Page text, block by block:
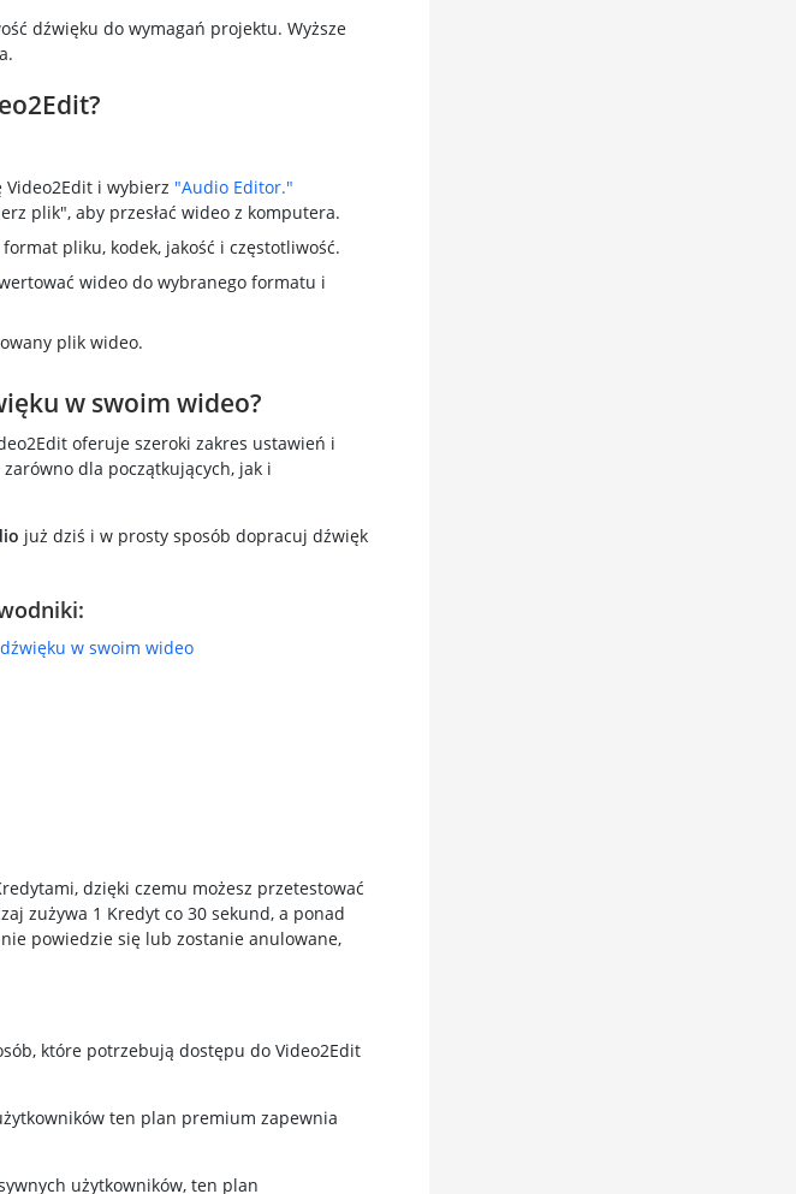
dźwięku do wymagań projektu. Wyższe
i wybierz "Audio Editor."
plik", aby przesłać wideo z komputera.
pliku, kodek, jakość i częstotliwość.
wideo do wybranego formatu i
plik wideo.
w swoim wideo?
oferuje szeroki zakres ustawień i
dla początkujących, jak i
już dziś i w prosty sposób dopracuj dźwięk
w swoim wideo
dzięki czemu możesz przetestować
zużywa 1 Kredyt co 30 sekund, a ponad
powiedzie się lub zostanie anulowane,
które potrzebują dostępu do Video2Edit
ten plan premium zapewnia
użytkowników, ten plan